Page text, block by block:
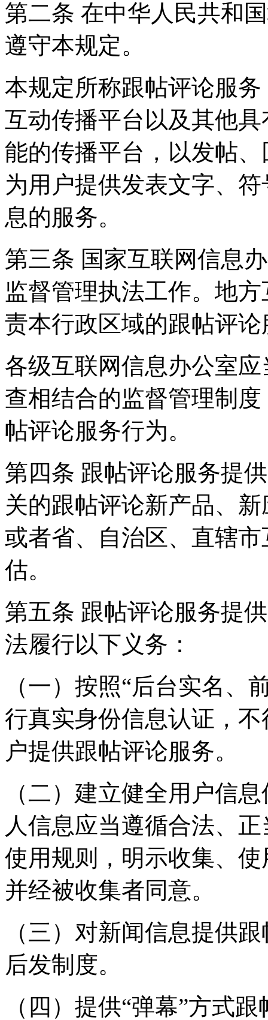
第二条 在中华人民共和
遵守本规定。
本规定所称跟帖评论服
互动传播平台以及其他
能的传播平台，以发帖
为用户提供发表文字、
息的服务。
第三条 国家互联网信息
监督管理执法工作。地
责本行政区域的跟帖评
各级互联网信息办公室
查相结合的监督管理制
帖评论服务行为。
第四条 跟帖评论服务提
关的跟帖评论新产品、
或者省、自治区、直辖
估。
第五条 跟帖评论服务提
法履行以下义务：
（一）按照“后台实名、
行真实身份信息认证，
户提供跟帖评论服务。
（二）建立健全用户信
人信息应当遵循合法、
使用规则，明示收集、
并经被收集者同意。
（三）对新闻信息提供
后发制度。
（四）提供“弹幕”方式